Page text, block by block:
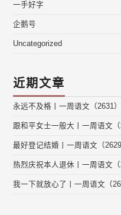
一手好字
企鹅号
Uncategorized
近期文章
永远不及格丨一周语文（2631）
跟和平女士一般大丨一周语文（
最好登记结婚丨一周语文（2629
热烈庆祝本人退休丨一周语文（
我一下就放心了丨一周语文（